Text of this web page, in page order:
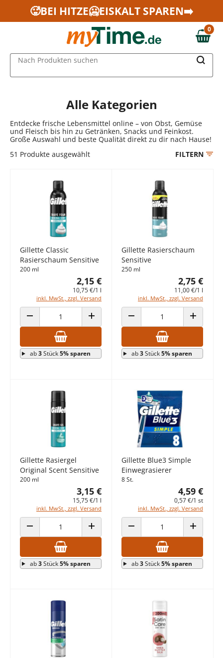
Zum Hauptinhalt springen
Zur Navigation springen
Zur Suche springen
🥵BEI HITZE🥶EISKALT SPAREN➡️
0,00 €
0
Nach Produkten suchen
Alle Kategorien
Entdecke frische Lebensmittel online – von Obst, Gemüse
und Fleisch bis hin zu Getränken, Snacks und Feinkost.
Große Auswahl und beste Qualität direkt zu dir nach Hause!
51 Produkte ausgewählt FILTERN
Gillette Classic
Rasierschaum Sensitive
200 ml
2,15 €
10,75 €/1 l
inkl. MwSt., zzgl. Versand
ANZAHL VERRINGERN ANZAHL ERHÖHEN
ab3Stück5% sparen
Gillette Rasierschaum
Sensitive
250 ml
2,75 €
11,00 €/1 l
inkl. MwSt., zzgl. Versand
ANZAHL VERRINGERN ANZAHL
ab3Stück5% sparen
Gillette Rasiergel
Original Scent Sensitive
200 ml
3,15 €
15,75 €/1 l
inkl. MwSt., zzgl. Versand
ANZAHL VERRINGERN ANZAHL ERHÖHEN
ab3Stück5% sparen
Gillette Blue3 Simple
Einwegrasierer
8 St.
4,59 €
0,57 €/1 st
inkl. MwSt., zzgl. Versand
ANZAHL VERRINGERN ANZAHL
ab3Stück5% sparen